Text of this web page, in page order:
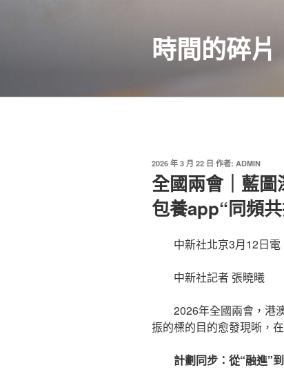
時間的碎片
發
佈
於
2026 年 3 月 22 日 作者: ADMIN
全國兩會｜藍
包養app“同頻
中新社北京3月12日電
中新社記者 張曉曦
2026年全國兩會，港
振的標的目的愈發現晰，
計劃同步：從“融進”